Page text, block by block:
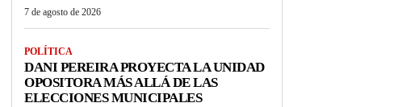
7 de agosto de 2026
POLÍTICA
DANI PEREIRA PROYECTA LA UNIDAD
OPOSITORA MÁS ALLÁ DE LAS
ELECCIONES MUNICIPALES